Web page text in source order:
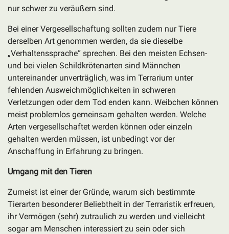
nur schwer zu veräußern sind.
Bei einer Vergesellschaftung sollten zudem nur Tiere
derselben Art genommen werden, da sie dieselbe
„Verhaltenssprache“ sprechen. Bei den meisten Echsen-
und bei vielen Schildkrötenarten sind Männchen
untereinander unverträglich, was im Terrarium unter
fehlenden Ausweichmöglichkeiten in schweren
Verletzungen oder dem Tod enden kann. Weibchen können
meist problemlos gemeinsam gehalten werden. Welche
Arten vergesellschaftet werden können oder einzeln
gehalten werden müssen, ist unbedingt vor der
Anschaffung in Erfahrung zu bringen.
Umgang mit den Tieren
Zumeist ist einer der Gründe, warum sich bestimmte
Tierarten besonderer Beliebtheit in der Terraristik erfreuen,
ihr Vermögen (sehr) zutraulich zu werden und vielleicht
sogar am Menschen interessiert zu sein oder sich